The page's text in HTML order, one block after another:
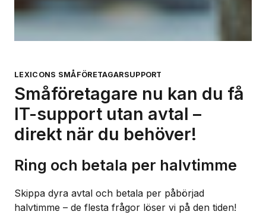
LEXICONS SMÅFÖRETAGARSUPPORT
Småföretagare nu kan du få
IT-support utan avtal –
direkt när du behöver!
Ring och betala per halvtimme
Skippa dyra avtal och betala per påbörjad
halvtimme – de flesta frågor löser vi på den tiden!